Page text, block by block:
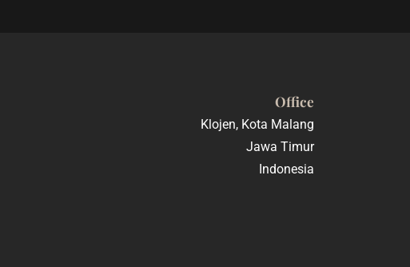
Office
Klojen, Kota Malang
Jawa Timur
Indonesia